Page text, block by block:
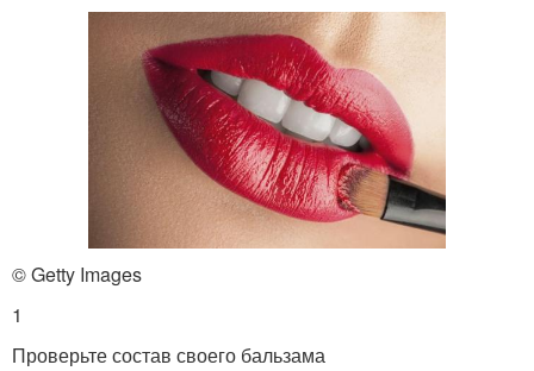
© Getty Images
1
Проверьте состав своего бальзама